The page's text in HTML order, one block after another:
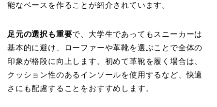
能なベースを作ることが紹介されています。
足元の選択も重要で、大学生であってもスニーカーは
基本的に避け、ローファーや革靴を選ぶことで全体の
印象が格段に向上します。初めて革靴を履く場合は、
クッション性のあるインソールを使用するなど、快適
さにも配慮することをおすすめします。